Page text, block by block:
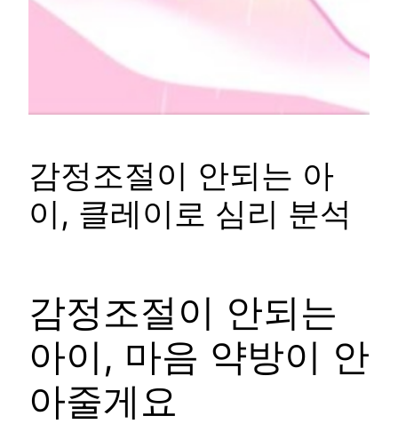
감정조절이 안되는 아
이, 클레이로 심리 분석
감정조절이 안되는
아이, 마음 약방이 안
아줄게요